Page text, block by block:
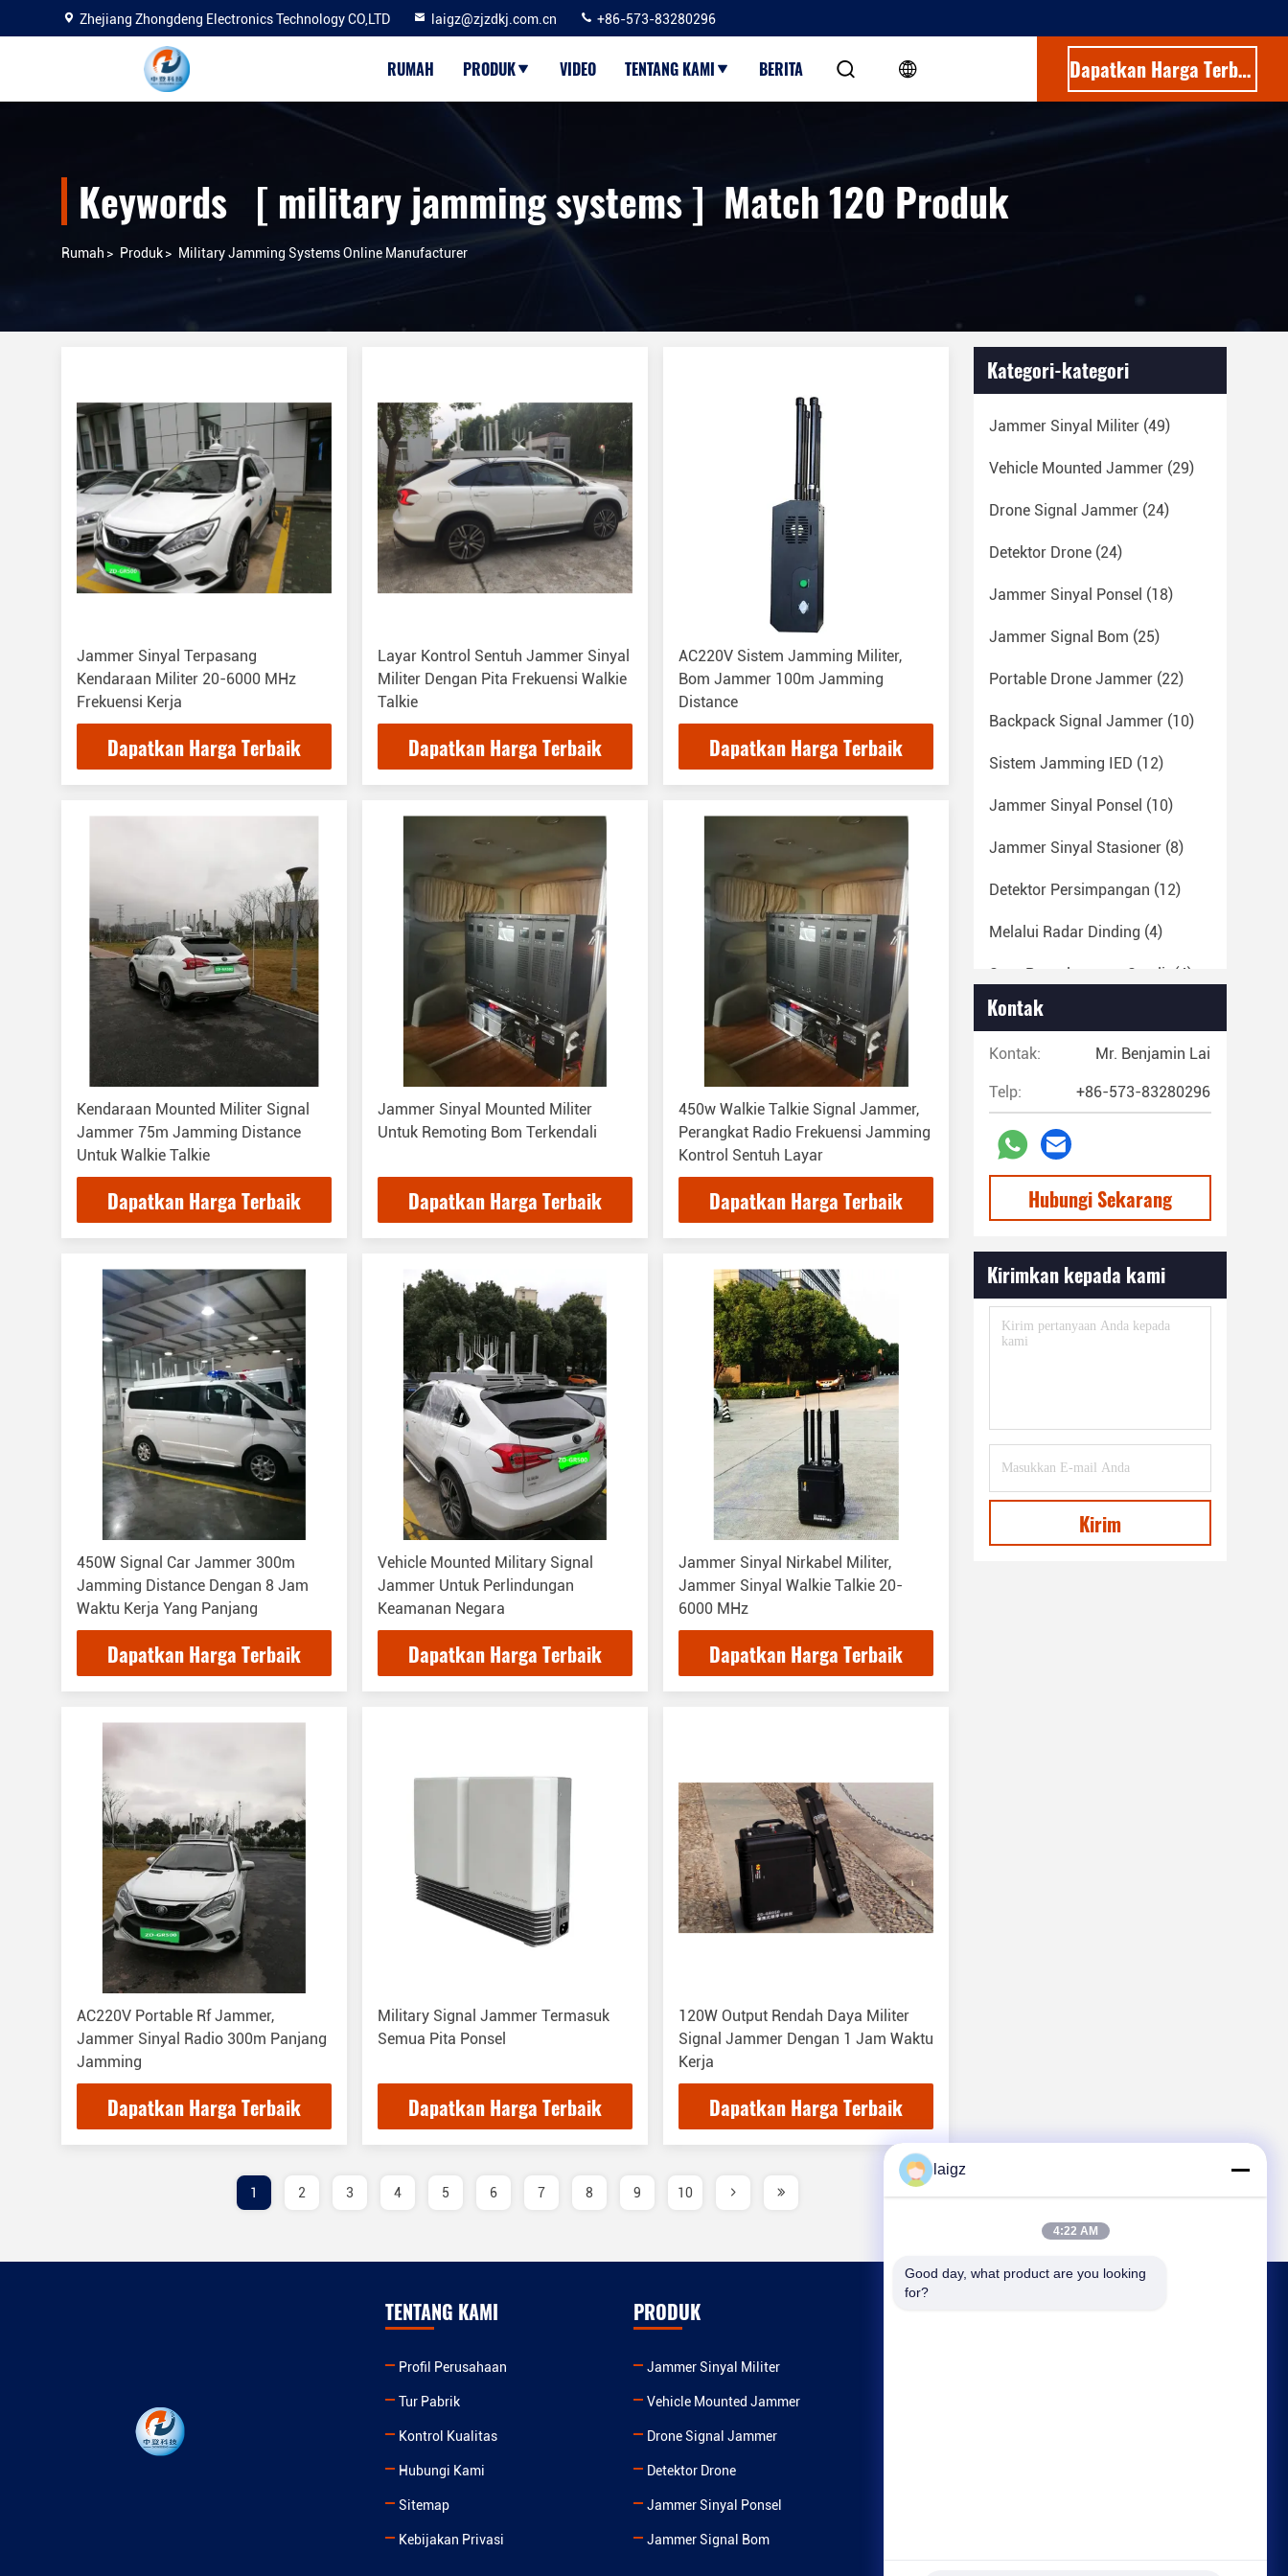
Zhejiang Zhongdeng Electronics Technology CO,LTD laigz@zjzdkj.com.cn +86-573-83280296
RUMAH PRODUK VIDEO TENTANG KAMI BERITA Dapatkan Harga Terbaik
Keywords [ military jamming systems ] Match 120 Produk
Rumah > Produk> Military Jamming Systems Online Manufacturer
Jammer Sinyal Terpasang
Kendaraan Militer 20-6000 MHz
Frekuensi Kerja
Dapatkan Harga Terbaik
Layar Kontrol Sentuh Jammer Sinyal
Militer Dengan Pita Frekuensi Walkie
Talkie
Dapatkan Harga Terbaik
AC220V Sistem Jamming Militer,
Bom Jammer 100m Jamming
Distance
Dapatkan Harga Terbaik
Kendaraan Mounted Militer Signal
Jammer 75m Jamming Distance
Untuk Walkie Talkie
Dapatkan Harga Terbaik
Jammer Sinyal Mounted Militer
Untuk Remoting Bom Terkendali
Dapatkan Harga Terbaik
450w Walkie Talkie Signal Jammer,
Perangkat Radio Frekuensi Jamming
Kontrol Sentuh Layar
Dapatkan Harga Terbaik
450W Signal Car Jammer 300m
Jamming Distance Dengan 8 Jam
Waktu Kerja Yang Panjang
Dapatkan Harga Terbaik
Vehicle Mounted Military Signal
Jammer Untuk Perlindungan
Keamanan Negara
Dapatkan Harga Terbaik
Jammer Sinyal Nirkabel Militer,
Jammer Sinyal Walkie Talkie 20-
6000 MHz
Dapatkan Harga Terbaik
AC220V Portable Rf Jammer,
Jammer Sinyal Radio 300m Panjang
Jamming
Dapatkan Harga Terbaik
Military Signal Jammer Termasuk
Semua Pita Ponsel
Dapatkan Harga Terbaik
120W Output Rendah Daya Militer
Signal Jammer Dengan 1 Jam Waktu
Kerja
Dapatkan Harga Terbaik
Kategori-kategori
Jammer Sinyal Militer (49)
Vehicle Mounted Jammer (29)
Drone Signal Jammer (24)
Detektor Drone (24)
Jammer Sinyal Ponsel (18)
Jammer Signal Bom (25)
Portable Drone Jammer (22)
Backpack Signal Jammer (10)
Sistem Jamming IED (12)
Jammer Sinyal Ponsel (10)
Jammer Sinyal Stasioner (8)
Detektor Persimpangan (12)
Melalui Radar Dinding (4)
Suar Penyelamatan Satelit (4)
Radar Pengawasan
Beberapa Drone(5)
Kontak
Kontak: Mr. Benjamin Lai
Telp: +86-573-83280296
Hubungi Sekarang
Kirimkan kepada kami
Kirim
1 2 3 4 5 6 7 8 9 10
TENTANG KAMI
Profil Perusahaan
Tur Pabrik
Kontrol Kualitas
Hubungi Kami
Sitemap
Kebijakan Privasi
PRODUK
Jammer Sinyal Militer
Vehicle Mounted Jammer
Drone Signal Jammer
Detektor Drone
Jammer Sinyal Ponsel
Jammer Signal Bom
laigz
4:22 AM
Good day, what product are you looking
for?